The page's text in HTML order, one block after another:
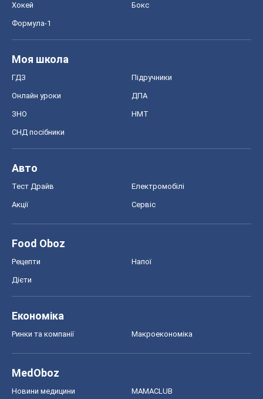
Хокей Бокс
Формула-1
Моя школа
ГДЗ Підручники
Онлайн уроки ДПА
ЗНО НМТ
СНД посібники
Авто
Тест Драйв Електромобілі
Акції Сервіс
Food Oboz
Рецепти Напої
Дієти
Економіка
Ринки та компанії Макроекономіка
MedOboz
Новини медицини MAMACLUB